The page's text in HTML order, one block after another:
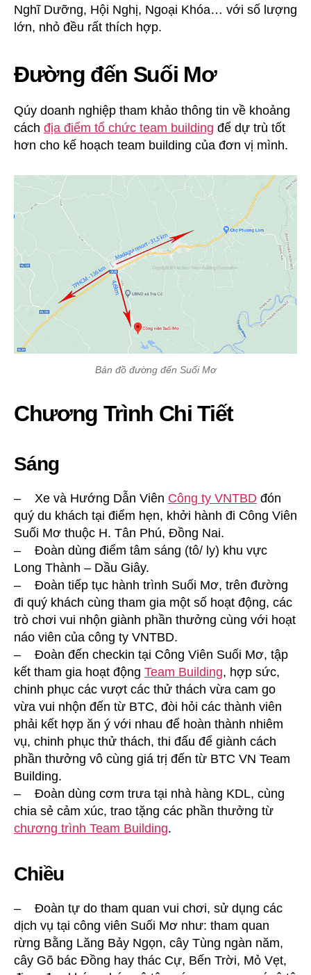
Nghĩ Dưỡng, Hội Nghị, Ngoại Khóa… với số lượng
lớn, nhỏ đều rất thích hợp.
Đường đến Suối Mơ
Qúy doanh nghiệp tham khảo thông tin về khoảng
cách địa điểm tổ chức team building để dự trù tốt
hơn cho kế hoạch team building của đơn vị mình.
Bản đồ đường đến Suối Mơ
Chương Trình Chi Tiết
Sáng
– Xe và Hướng Dẫn Viên Công ty VNTBD đón
quý du khách tại điểm hẹn, khởi hành đi Công Viên
Suối Mơ thuộc H. Tân Phú, Đồng Nai.
– Đoàn dùng điểm tâm sáng (tô/ ly) khu vực
Long Thành – Dầu Giây.
– Đoàn tiếp tục hành trình Suối Mơ, trên đường
đi quý khách cùng tham gia một số hoạt động, các
trò chơi vui nhộn giành phần thưởng cùng với hoạt
náo viên của công ty VNTBD.
– Đoàn đến checkin tại Công Viên Suối Mơ, tập
kết tham gia hoạt động Team Building, hợp sức,
chinh phục các vượt các thử thách vừa cam go
vừa vui nhộn đến từ BTC, đòi hỏi các thành viên
phải kết hợp ăn ý với nhau để hoàn thành nhiêm
vụ, chinh phục thử thách, thi đấu để giành cách
phần thưởng vô cùng giá trị đến từ BTC VN Team
Building.
– Đoàn dùng cơm trưa tại nhà hàng KDL, cùng
chia sẻ cảm xúc, trao tặng các phần thưởng từ
chương trình Team Building.
Chiều
– Đoàn tự do tham quan vui chơi, sử dụng các
dịch vụ tại công viên Suối Mơ như: tham quan
rừng Bằng Lăng Bảy Ngọn, cây Tùng ngàn năm,
cây Gõ bác Đồng hay thác Cự, Bến Trời, Mỏ Vẹt,